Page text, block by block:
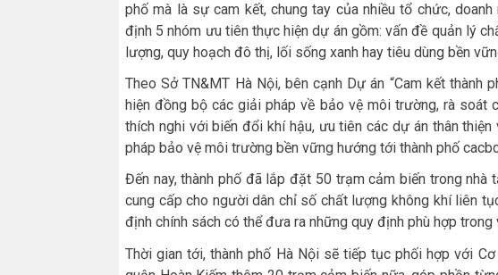
phố mà là sự cam kết, chung tay của nhiều tổ chức,
định 5 nhóm ưu tiên thực hiện dự án gồm: vấn đề quản lý
lượng, quy hoạch đô thị, lối sống xanh hay tiêu dùng bền
Theo Sở TN&MT Hà Nội, bên cạnh Dự án “Cam kết thành
hiện đồng bộ các giải pháp về bảo vệ môi trường, rà soát
thích nghi với biến đổi khí hậu, ưu tiên các dự án thân
pháp bảo vệ môi trường bền vững hướng tới thành phố
Đến nay, thành phố đã lắp đặt 50 trạm cảm biến trong
cung cấp cho người dân chỉ số chất lượng không khí liên
định chính sách có thể đưa ra những quy định phù hợp
Thời gian tới, thành phố Hà Nội sẽ tiếp tục phối hợp với